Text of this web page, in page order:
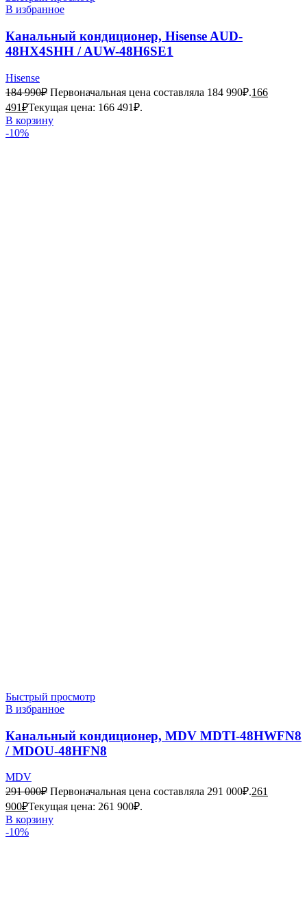
В избранное
Канальный кондиционер, Hisense AUD-
48HX4SHH / AUW-48H6SE1
Hisense
184 990₽ Первоначальная цена составляла 184 990₽.166
491₽Текущая цена: 166 491₽.
В корзину
-10%
Быстрый просмотр
В избранное
Канальный кондиционер, MDV MDTI-48HWFN8
/ MDOU-48HFN8
MDV
291 000₽ Первоначальная цена составляла 291 000₽.261
900₽Текущая цена: 261 900₽.
В корзину
-10%